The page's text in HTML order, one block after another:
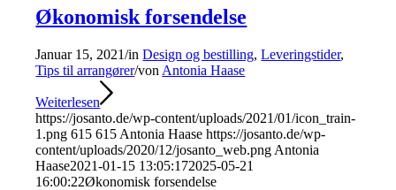
Økonomisk forsendelse
Januar 15, 2021/inDesign og bestilling,Leveringstider,
Tips til arrangører/von Antonia Haase
Weiterlesen
https://josanto.de/wp-content/uploads/2021/01/icon_train-
1.png 615 615 Antonia Haase https://josanto.de/wp-
content/uploads/2020/12/josanto_web.png Antonia
Haase2021-01-15 13:05:172025-05-21
16:00:22Økonomisk forsendelse